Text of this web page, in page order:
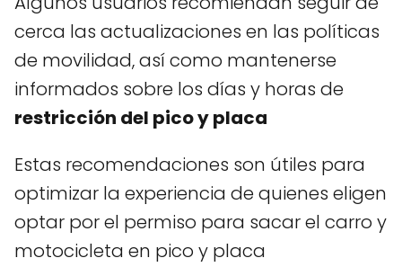
cerca las actualizaciones en las políticas
de movilidad, así como mantenerse
informados sobre los días y horas de
restricción del pico y placa
Estas recomendaciones son útiles para
optimizar la experiencia de quienes eligen
optar por el permiso para sacar el carro y
motocicleta en pico y placa